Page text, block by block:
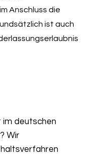
Anschluss die
ist auch
im deutschen
Wir